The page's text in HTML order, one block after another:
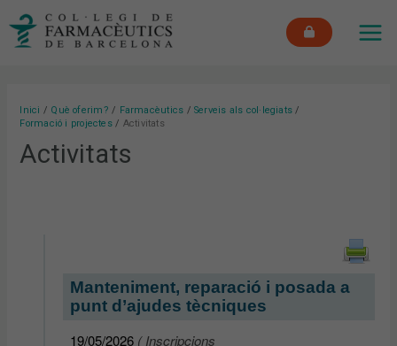
Inici Què oferim? Farmacèutics
Serveis als col·legiats
Formació i projectes
Activitats
Activitats